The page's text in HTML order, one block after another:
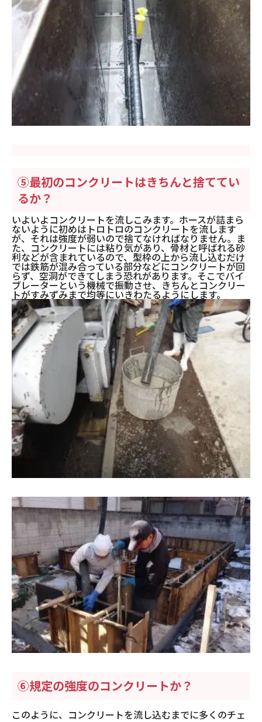
⑤最初のコンクリートはきちんと捨ててい
るか？
いよいよコンクリートを流しこみます。ホースが詰まら
ないように初めはトロトロのコンクリートを流します
が、それは強度が弱いので捨てなければなりません。ま
た、コンクリートには粘り気があり、骨材と呼ばれる砂
利などが含まれているので、型枠の上から流し込むだけ
では鉄筋が混み合っている部分などにコンクリートが回
らず、空洞ができてしまう恐れがあります。そこでバイ
ブレーターという機械で振動させ、きちんとコンクリー
トがすみずみまで均等にいきわたるようにします。
⑥規定の強度のコンクリートか？
このように、コンクリートを流し込むまでに多くのチェ